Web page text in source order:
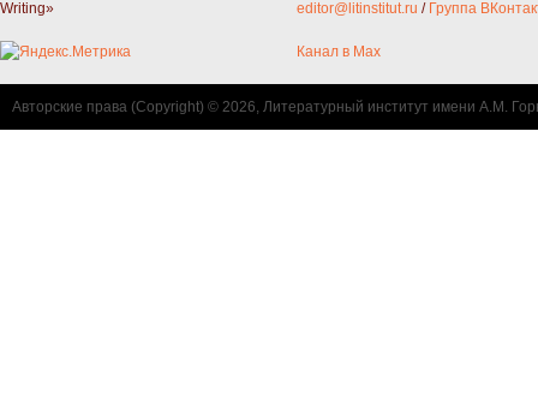
Writing» editor@litinstitut.ru / Группа
Канал в Max
Авторские права (Copyright) © 2026, Литературный институт имени А.М.